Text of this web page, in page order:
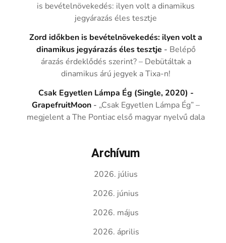
is bevételnövekedés: ilyen volt a dinamikus
jegyárazás éles tesztje
Zord időkben is bevételnövekedés: ilyen volt a
dinamikus jegyárazás éles tesztje - Belépő
árazás érdeklődés szerint? – Debütáltak a
dinamikus árú jegyek a Tixa-n!
Csak Egyetlen Lámpa Ég (Single, 2020) -
GrapefruitMoon - „Csak Egyetlen Lámpa Ég” –
megjelent a The Pontiac első magyar nyelvű dala
Archívum
2026. július
2026. június
2026. május
2026. április